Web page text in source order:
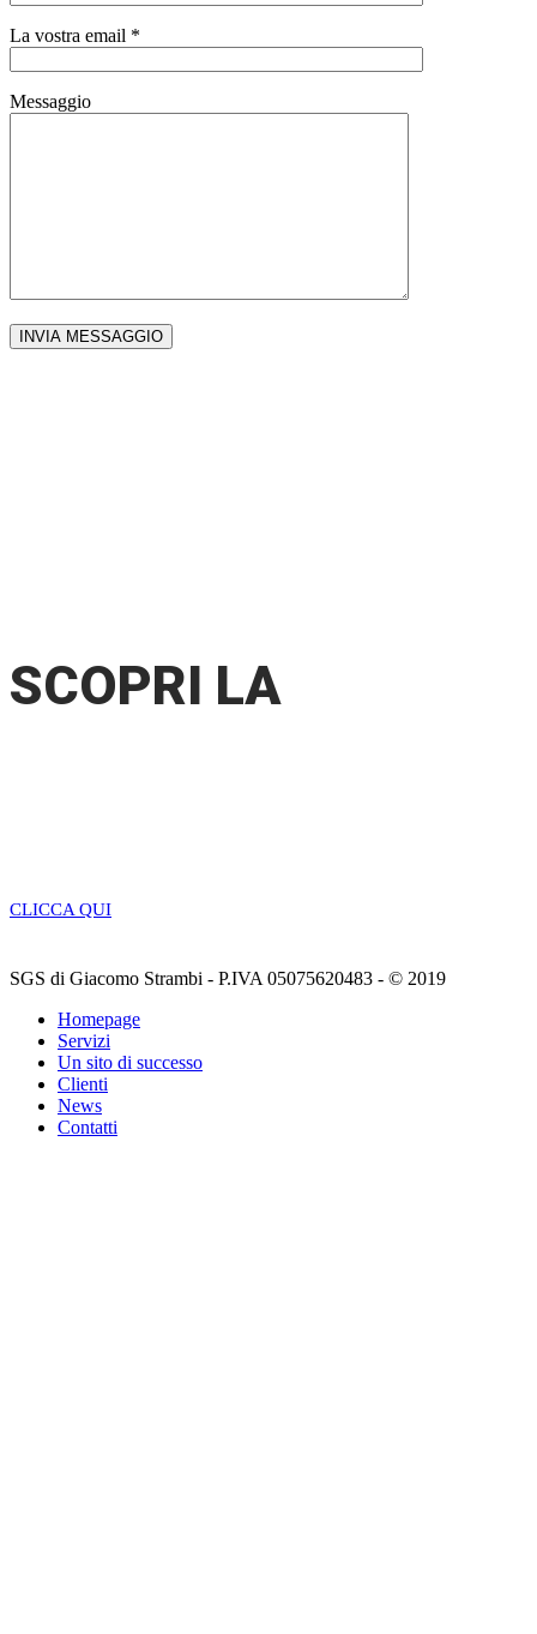
La vostra email *
Messaggio
SCOPRI LA
CLICCA QUI
SGS di Giacomo Strambi - P.IVA 05075620483 - © 2019
Homepage
Servizi
Un sito di successo
Clienti
News
Contatti